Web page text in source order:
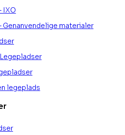
IXO
Genanvendelige materialer
legeplads